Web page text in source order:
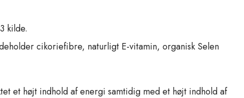
kilde.
cikoriefibre, naturligt E-vitamin, organisk Selen
et højt indhold af energi samtidig med et højt indhold af